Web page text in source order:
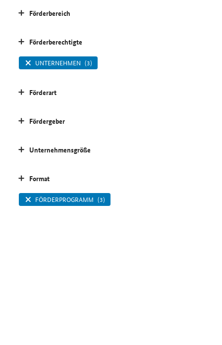
Förderbereich
Förderberechtigte
UNTERNEHMEN (3)
Förderart
Fördergeber
Unternehmensgröße
Format
FÖRDERPROGRAMM (3)